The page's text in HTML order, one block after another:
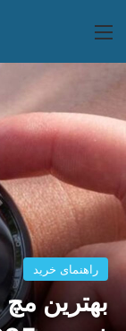
منو
راهنمای خرید
بهترین